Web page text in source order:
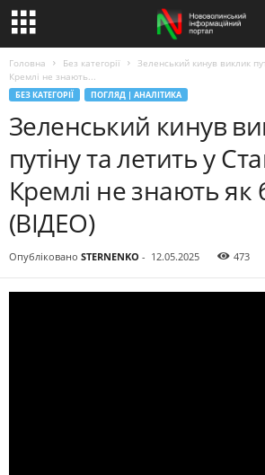
Головна Без категорії
Зеленський кинув виклик
Кремлі не знають...
БЕЗ КАТЕГОРІЇ ПОГЛЯД | АНАЛІТИКА
Зеленський кинув
путіну та летить у
Кремлі не знають як
(ВІДЕО)
Опубліковано STERNENKO - 12.05.2025 473